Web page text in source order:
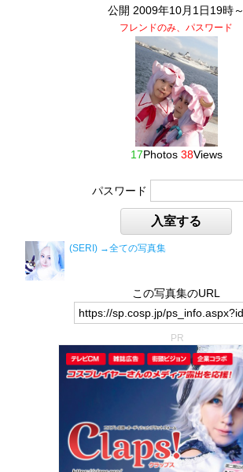
公開 2009年10月1日19時～
フレンドのみ、パスワード
17Photos 38Views
パスワード
入室する
(SERI) →全ての写真集
この写真集のURL
PR